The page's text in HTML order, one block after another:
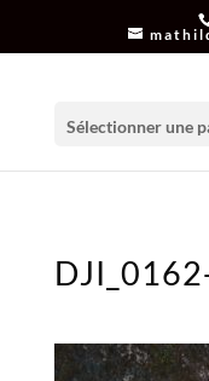
Sélectionner une